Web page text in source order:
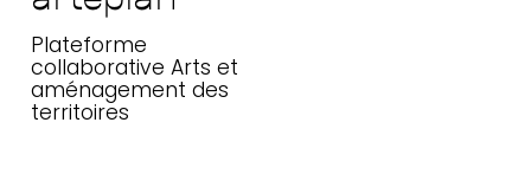
Plateforme
collaborative Arts et
aménagement des
territoires
aménagement des territoires